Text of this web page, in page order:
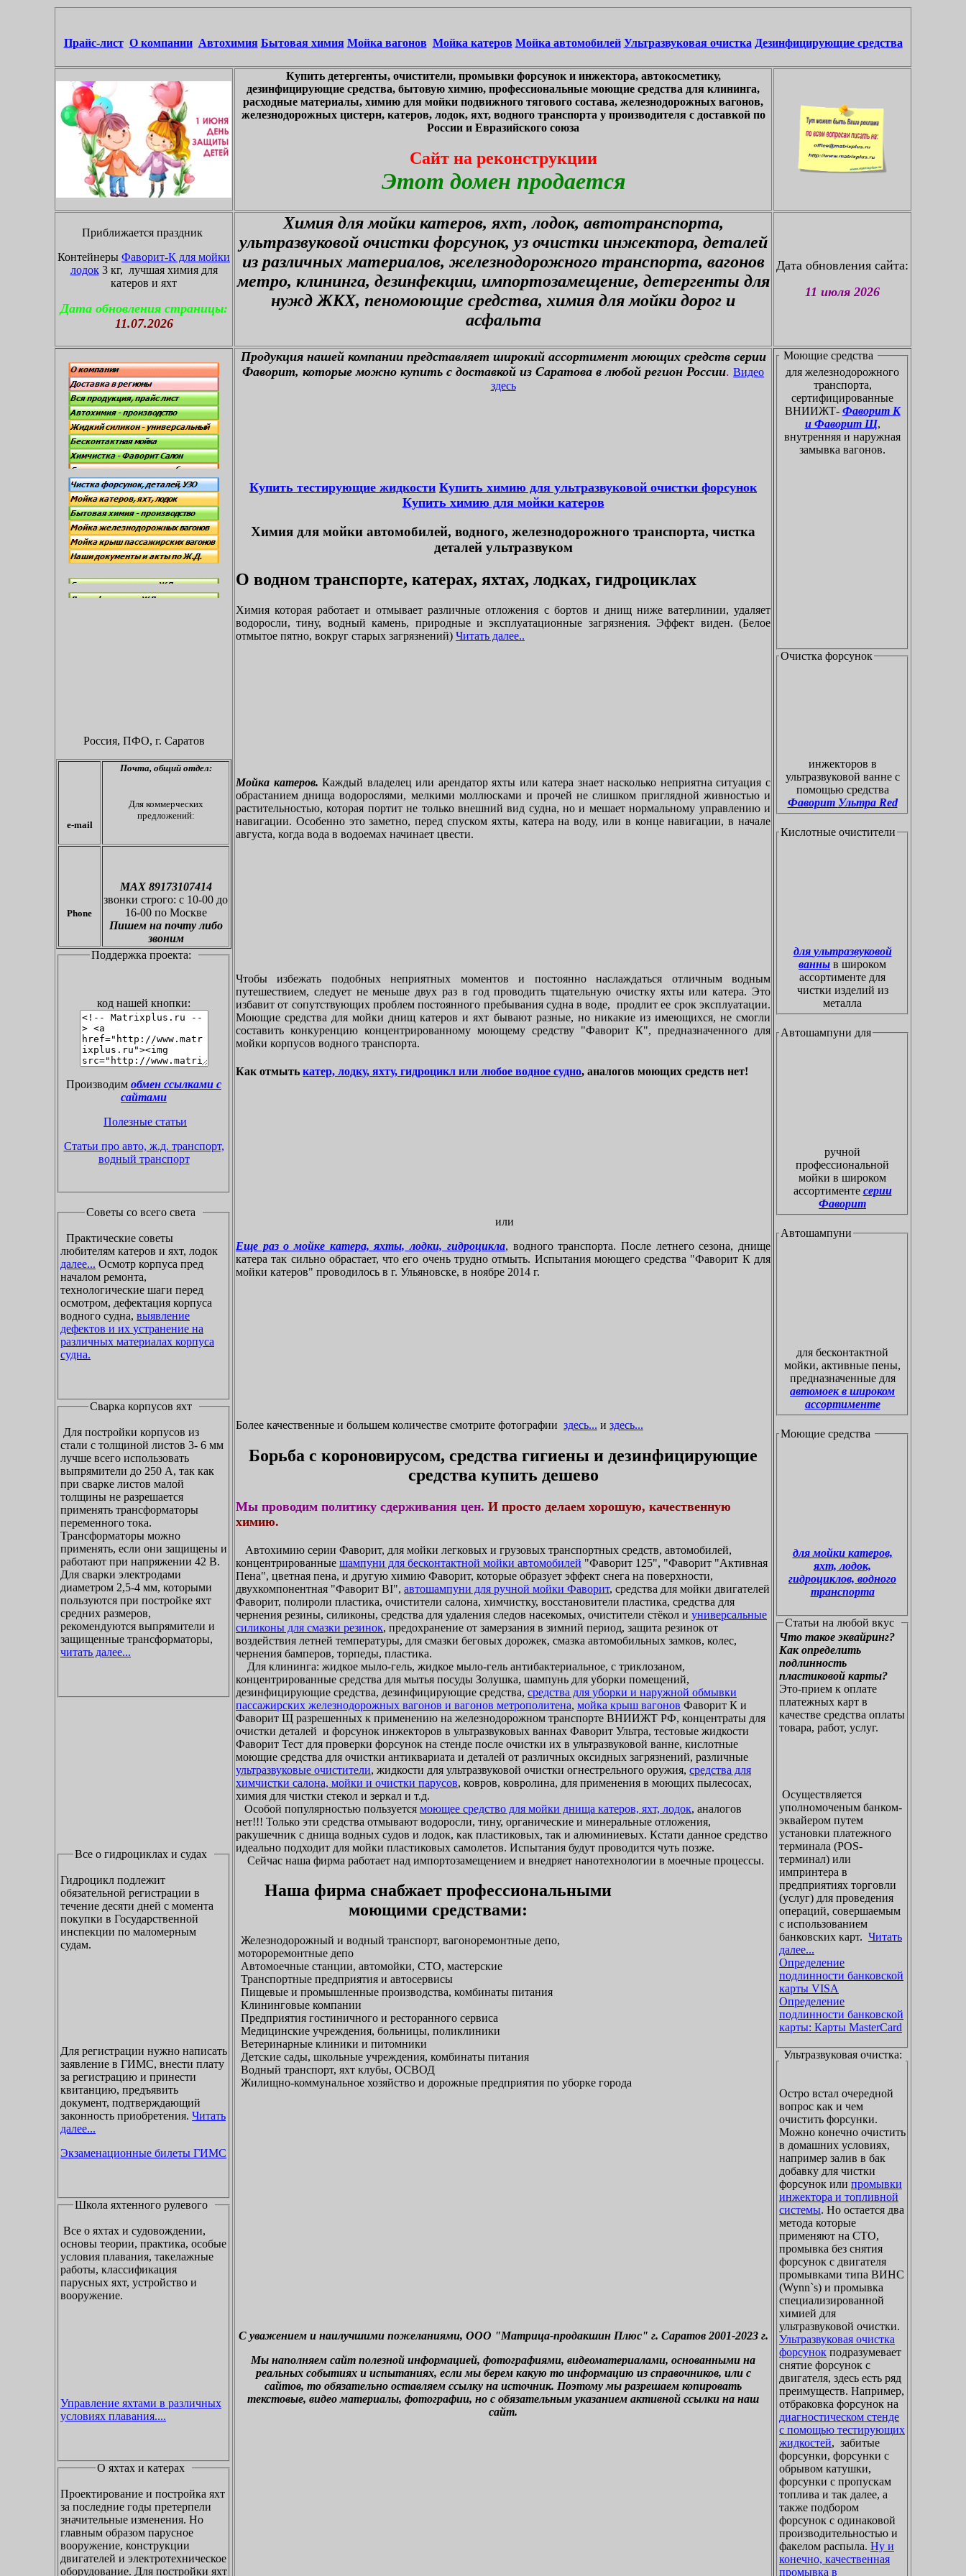
Прайс-лист О компании Автохимия Бытовая химия Мойка вагонов Мойка катеров Мойка автомобилей Ультразвуковая очистка Дезинфицирующие средства
Купить детергенты, очистители, промывки форсунок и инжектора, автокосметику,
дезинфицирующие средства, бытовую химию, профессиональные моющие средства для клининга,
расходные материалы, химию для мойки подвижного тягового состава, железнодорожных вагонов,
железнодорожных цистерн, катеров, лодок, яхт, водного транспорта у производителя с доставкой по
России и Евразийского союза
Сайт на реконструкции
Этот домен продается
Приближается праздник
Контейнеры Фаворит-К для мойки
лодок3 кг, лучшая химия для
катеров и яхт
Дата обновления страницы:
11.07.2026
Химия для мойки катеров, яхт, лодок, автотранспорта,
ультразвуковой очистки форсунок, уз очистки инжектора, деталей
из различных материалов, железнодорожного транспорта, вагонов
метро, клининга, дезинфекции, импортозамещение, детергенты для
нужд ЖКХ, пеномоющие средства, химия для мойки дорог и
асфальта
Дата обновления сайта:
11 июля 2026
Россия, ПФО, г. Саратов
e-mail
Почта, общий отдел:
Для коммерческих
предложений:
Phone
МАХ 89173107414
звонки строго: с 10-00 до
16-00 по Москве
Пишем на почту либо
звоним
Поддержка проекта:
код нашей кнопки:
Производим обмен ссылками с
сайтами
Полезные статьи
Статьи про авто, ж.д. транспорт,
водный транспорт
Советы со всего света
Практические советы
любителям катеров и яхт, лодок
далее... Осмотр корпуса пред
началом ремонта,
технологические шаги перед
осмотром, дефектация корпуса
водного судна, выявление
дефектов и их устранение на
различных материалах корпуса
судна.
Сварка корпусов яхт
Для постройки корпусов из
стали с толщиной листов 3- 6 мм
лучше всего использовать
выпрямители до 250 А, так как
при сварке листов малой
толщины не разрешается
применять трансформаторы
переменного тока.
Трансформаторы можно
применять, если они защищены и
работают при напряжении 42 В.
Для сварки электродами
диаметром 2,5-4 мм, которыми
пользуются при постройке яхт
средних размеров,
рекомендуются выпрямители и
защищенные трансформаторы,
читать далее...
Все о гидроциклах и судах
Гидроцикл подлежит
обязательной регистрации в
течение десяти дней с момента
покупки в Государственной
инспекции по маломерным
судам.
Для регистрации нужно написать
заявление в ГИМС, внести плату
за регистрацию и принести
квитанцию, предъявить
документ, подтверждающий
законность приобретения. Читать
далее...
Экзаменационные билеты ГИМС
Школа яхтенного рулевого
Все о яхтах и судовождении,
основы теории, практика, особые
условия плавания, такелажные
работы, классификация
парусных яхт, устройство и
вооружение.
Управление яхтами в различных
условиях плавания....
О яхтах и катерах
Проектирование и постройка яхт
за последние годы претерпели
значительные изменения. Но
главным образом парусное
вооружение, конструкции
двигателей и электротехническое
оборудование. Для постройки яхт
Продукция нашей компании представляет широкий ассортимент моющих средств серии
Фаворит, которые можно купить с доставкой из Саратова в любой регион России. Видео
здесь
Купить тестирующие жидкости Купить химию для ультразвуковой очистки форсунок
Купить химию для мойки катеров
Химия для мойки автомобилей, водного, железнодорожного транспорта, чистка
деталей ультразвуком
О водном транспорте, катерах, яхтах, лодках, гидроциклах
Химия которая работает и отмывает различные отложения с бортов и днищ ниже ватерлинии, удаляет
водоросли, тину, водный камень, природные и эксплуатационные загрязнения. Эффект виден. (Белое
отмытое пятно, вокруг старых загрязнений) Читать далее..
Мойка катеров. Каждый владелец или арендатор яхты или катера знает насколько неприятна ситуация с
обрастанием днища водорослями, мелкими моллюсками и прочей не слишком приглядной живностью и
растительностью, которая портит не только внешний вид судна, но и мешает нормальному управлению и
навигации. Особенно это заметно, перед спуском яхты, катера на воду, или в конце навигации, в начале
августа, когда вода в водоемах начинает цвести.
Чтобы избежать подобных неприятных моментов и постоянно наслаждаться отличным водным
путешествием, следует не меньше двух раз в год проводить тщательную очистку яхты или катера. Это
избавит от сопутствующих проблем постоянного пребывания судна в воде, продлит ее срок эксплуатации.
Моющие средства для мойки днищ катеров и яхт бывают разные, но никакие из имеющихся, не смогли
составить конкуренцию концентрированному моющему средству "Фаворит К", предназначенного для
мойки корпусов водного транспорта.
Как отмыть катер, лодку, яхту, гидроцикл или любое водное судно, аналогов моющих средств нет!
или
Еще раз о мойке катера, яхты, лодки, гидроцикла, водного транспорта. После летнего сезона, днище
катера так сильно обрастает, что его очень трудно отмыть. Испытания моющего средства "Фаворит К для
мойки катеров" проводилось в г. Ульяновске, в ноябре 2014 г.
Более качественные и большем количестве смотрите фотографии здесь... и здесь...
Борьба с короновирусом, средства гигиены и дезинфицирующие
средства купить дешево
Мы проводим политику сдерживания цен. И просто делаем хорошую, качественную
химию.
Автохимию серии Фаворит, для мойки легковых и грузовых транспортных средств, автомобилей,
концентрированные шампуни для бесконтактной мойки автомобилей "Фаворит 125", "Фаворит "Активная
Пена", цветная пена, и другую химию Фаворит, которые образует эффект снега на поверхности,
двухкомпонентная "Фаворит BI", автошампуни для ручной мойки Фаворит, средства для мойки двигателей
Фаворит, полироли пластика, очистители салона, химчистку, восстановители пластика, средства для
чернения резины, силиконы, средства для удаления следов насекомых, очистители стёкол и универсальные
силиконы для смазки резинок, предохранение от замерзания в зимний период, защита резинок от
воздействия летней температуры, для смазки беговых дорожек, смазка автомобильных замков, колес,
чернения бамперов, торпеды, пластика.
Для клининга: жидкое мыло-гель, жидкое мыло-гель антибактериальное, с триклозаном,
концентрированные средства для мытья посуды Золушка, шампунь для уборки помещений,
дезинфицирующие средства, дезинфицирующие средства, средства для уборки и наружной обмывки
пассажирских железнодорожных вагонов и вагонов метрополитена, мойка крыш вагонов Фаворит К и
Фаворит Щ разрешенных к применению на железнодорожном транспорте ВНИИЖТ РФ, концентраты для
очистки деталей и форсунок инжекторов в ультразвуковых ваннах Фаворит Ультра, тестовые жидкости
Фаворит Тест для проверки форсунок на стенде после очистки их в ультразвуковой ванне, кислотные
моющие средства для очистки антиквариата и деталей от различных оксидных загрязнений, различные
ультразвуковые очистители, жидкости для ультразвуковой очистки огнестрельного оружия, средства для
химчистки салона, мойки и очистки парусов, ковров, ковролина, для применения в моющих пылесосах,
химия для чистки стекол и зеркал и т.д.
Особой популярностью пользуется моющее средство для мойки днища катеров, яхт, лодок, аналогов
нет!!! Только эти средства отмывают водоросли, тину, органические и минеральные отложения,
ракушечник с днища водных судов и лодок, как пластиковых, так и алюминиевых. Кстати данное средство
идеально подходит для мойки пластиковых самолетов. Испытания будут проводится чуть позже.
Сейчас наша фирма работает над импортозамещением и внедряет нанотехнологии в моечные процессы.
Наша фирма снабжает профессиональными
моющими средствами:
Железнодорожный и водный транспорт, вагоноремонтные депо,
мотороремонтные депо
Автомоечные станции, автомойки, СТО, мастерские
Транспортные предприятия и автосервисы
Пищевые и промышленные производства, комбинаты питания
Клининговые компании
Предприятия гостиничного и ресторанного сервиса
Медицинские учреждения, больницы, поликлиники
Ветеринарные клиники и питомники
Детские сады, школьные учреждения, комбинаты питания
Водный транспорт, яхт клубы, ОСВОД
Жилищно-коммунальное хозяйство и дорожные предприятия по уборке города
С уважением и наилучшими пожеланиями, ООО "Матрица-продакшин Плюс" г. Саратов 2001-2023 г.
Мы наполняем сайт полезной информацией, фотографиями, видеоматериалами, основанными на
реальных событиях и испытаниях, если мы берем какую то информацию из справочников, или с
сайтов, то обязательно оставляем ссылку на источник. Поэтому мы разрешаем копировать
текстовые, видео материалы, фотографии, но с обязательным указанием активной ссылки на наш
сайт.
Моющие средства
для железнодорожного
транспорта,
сертифицированные
ВНИИЖТ- Фаворит К
и Фаворит Щ,
внутренняя и наружная
замывка вагонов.
Очистка форсунок
инжекторов в
ультразвуковой ванне с
помощью средства
Фаворит Ультра Red
Кислотные очистители
для ультразвуковой
ванны в широком
ассортименте для
чистки изделий из
металла
Автошампуни для
ручной
профессиональной
мойки в широком
ассортименте серии
Фаворит
Автошампуни
для бесконтактной
мойки, активные пены,
предназначенные для
автомоек в широком
ассортименте
Моющие средства
для мойки катеров,
яхт, лодок,
гидроциклов, водного
транспорта
Статьи на любой вкус
Что такое эквайринг?
Как определить
подлинность
пластиковой карты?
Это-прием к оплате
платежных карт в
качестве средства оплаты
товара, работ, услуг.
Осуществляется
уполномоченым банком-
эквайером путем
установки платежного
терминала (POS-
терминал) или
импринтера в
предприятиях торговли
(услуг) для проведения
операций, совершаемым
с использованием
банковских карт. Читать
далее...
Определение
подлинности банковской
карты VISA
Определение
подлинности банковской
карты: Карты MasterCard
Ультразвуковая очистка:
Остро встал очередной
вопрос как и чем
очистить форсунки.
Можно конечно очистить
в домашних условиях,
например залив в бак
добавку для чистки
форсунок или промывки
инжектора и топливной
системы. Но остается два
метода которые
применяют на СТО,
промывка без снятия
форсунок с двигателя
промывками типа ВИНС
(Wynn`s) и промывка
специализированной
химией для
ультразвуковой очистки.
Ультразвуковая очистка
форсунок
снятие форсунок с
двигателя, здесь есть ряд
преимуществ. Например,
отбраковка форсунок на
диагностическом стенде
с помощью тестирующих
жидкостей, забитые
форсунки, форсунки с
обрывом катушки,
форсунки с пропускам
топлива и так далее, а
также подбором
форсунок с одинаковой
производительностью и
факелом распыла. Ну и
конечно, качественная
промывка в